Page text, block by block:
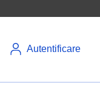
Autentificare